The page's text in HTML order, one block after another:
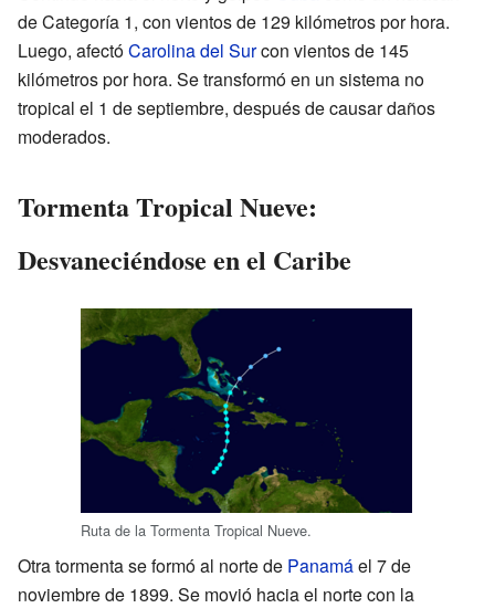
de Categoría 1, con vientos de 129 kilómetros por hora.
Luego, afectóCarolina del Surcon vientos de 145
kilómetros por hora. Se transformó en un sistema no
tropical el 1 de septiembre, después de causar daños
moderados.
Tormenta Tropical Nueve:
Desvaneciéndose en el Caribe
Ruta de la Tormenta Tropical Nueve.
Otra tormenta se formó al norte de Panamáel 7 de
noviembre de 1899. Se movió hacia el norte con la